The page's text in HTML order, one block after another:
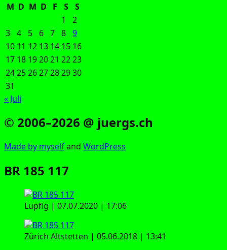
M D M D F S
S
1
2
3 4 5 6 7 8 9
10 11 12 13 14 15 16
17 18 192021 2223
24252627282930
31
« Juli
© 2006–2026 @ juergs.ch
Made by mys­elfand Word­Press
BR 185 117
Lup­f­ig | 07.07.2020 | 17:06
Zürich Alt­stet­ten | 05.06.2018 | 13:41